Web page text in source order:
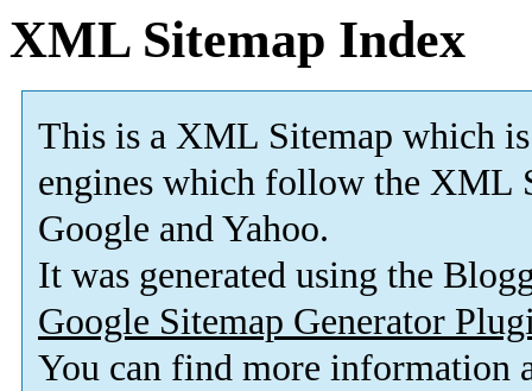
XML Sitemap Index
This is a XML Sitemap which is
engines which follow the XML
Google and Yahoo.
It was generated using the
Google Sitemap Generator
You can find more information